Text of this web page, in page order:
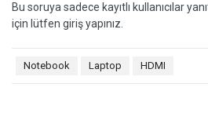
Bu soruya sadece kayıtlı kullanıcılar
için lütfen giriş yapınız.
Notebook Laptop HDMI